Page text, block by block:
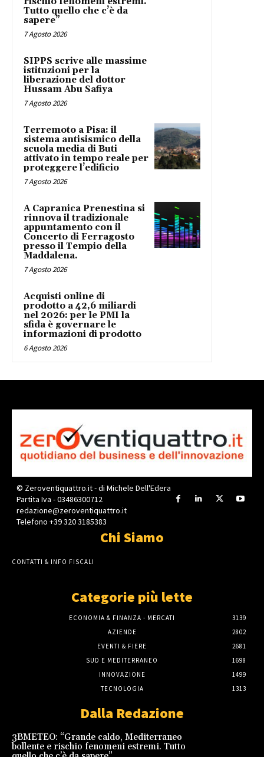
Tutto quello che c’è da
sapere”
7 Agosto 2026
SIPPS scrive alle massime
istituzioni per la
liberazione del dottor
Hussam Abu Safiya
7 Agosto 2026
Terremoto a Pisa: il
sistema antisismico della
scuola media di Buti
attivato in tempo reale per
proteggere l’edificio
7 Agosto 2026
A Capranica Prenestina si
rinnova il tradizionale
appuntamento con il
Concerto di Ferragosto
presso il Tempio della
Maddalena.
7 Agosto 2026
Acquisti online di
prodotto a 42,6 miliardi
nel 2026: per le PMI la
sfida è governare le
informazioni di prodotto
6 Agosto 2026
© Zeroventiquattro.it - di Michele Dell'Edera
Partita Iva - 03486300712
redazione@zeroventiquattro.it
Telefono +39 320 3185383
Chi Siamo
CONTATTI & INFO FISCALI
Categorie più lette
ECONOMIA & FINANZA - MERCATI
3139
AZIENDE
2802
EVENTI & FIERE
2681
SUD E MEDITERRANEO
1698
INNOVAZIONE
1499
TECNOLOGIA
1313
Dalla Redazione
3BMETEO: “Grande caldo, Mediterraneo
bollente e rischio fenomeni estremi. Tutto